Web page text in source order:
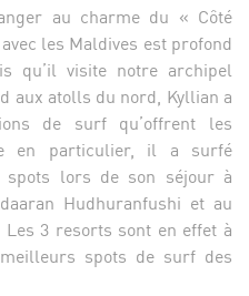
au charme du « Côté
les Maldives est profond
qu’il visite notre archipel
aux atolls du nord, Kyllian a
de surf qu’offrent les
en particulier, il a surfé
spots lors de son séjour à
Hudhuranfushi et au
Les 3 resorts sont en effet à
spots de surf des